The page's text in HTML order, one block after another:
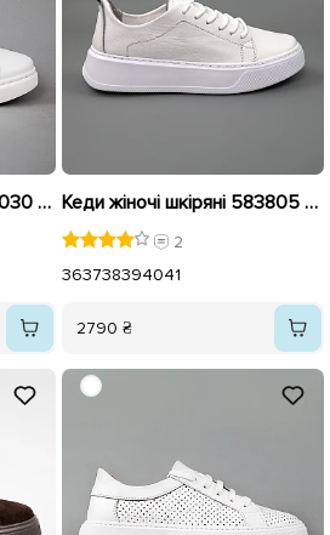
Кеди жіночі шкіряні 594030 Білі Кеди жіночі шкіряні 583805 Білі
2
363738394041
2790 ₴